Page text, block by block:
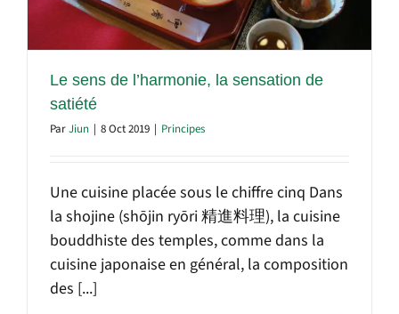
Le sens de l’harmonie, la sensation de
satiété
ParJiun | 8 Oct 2019 | Principes
Une cuisine placée sous le chiffre cinq Dans
la shojine (shōjin ryōri 精進料理), la cuisine
bouddhiste des temples, comme dans la
cuisine japonaise en général, la composition
des [...]